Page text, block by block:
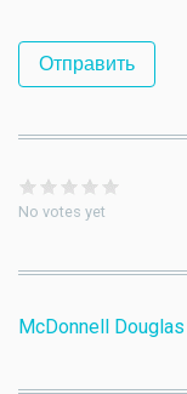
No votes yet
McDonnell